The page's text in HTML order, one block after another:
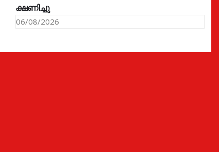
ക്ഷണിച്ചു
06/08/2026